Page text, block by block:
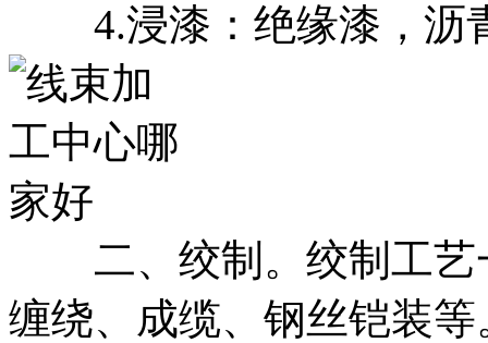
4.浸漆：绝缘漆，沥
二、绞制。绞制工艺
缠绕、成缆、钢丝铠装